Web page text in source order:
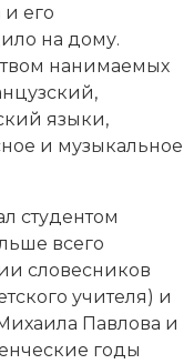
его
на дому.
нанимаемых
языки,
и музыкальное
студентом
всего
словесников
учителя) и
Павлова и
годы